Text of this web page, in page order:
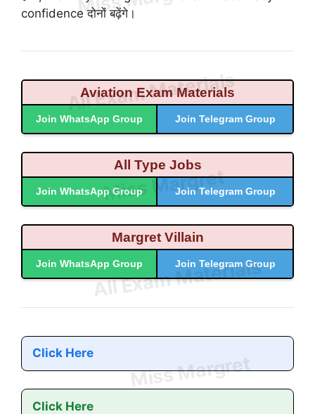
confidence दोनों बढ़ेंगे।
Aviation Exam Materials
Join WhatsApp Group Join Telegram Group
All Type Jobs
Join WhatsApp Group Join Telegram Group
Margret Villain
Join WhatsApp Group Join Telegram Group
Click Here
Click Here